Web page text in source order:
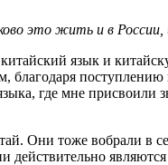
это жить и в
язык и
благодаря
где мне присвоили
Они тоже вобрали в